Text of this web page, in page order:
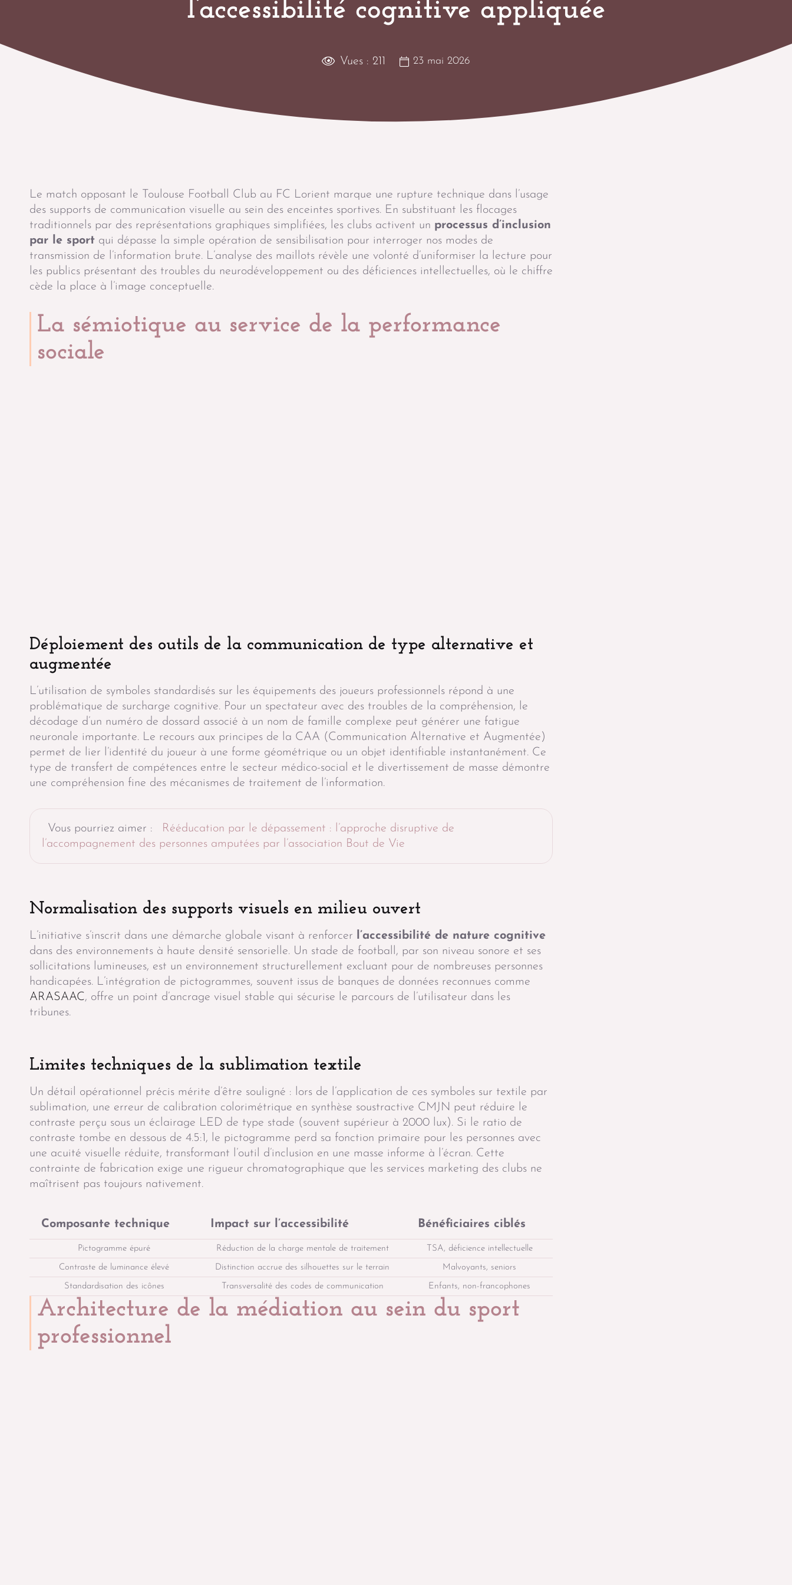
l’accessibilité cognitive appliquée
Vues : 211 23 mai 2026
Le match opposant le Toulouse Football Club au FC Lorient marque une rupture technique dans l’usage
des supports de communication visuelle au sein des enceintes sportives. En substituant les flocages
traditionnels par des représentations graphiques simplifiées, les clubs activent un processus d’inclusion
par le sport qui dépasse la simple opération de sensibilisation pour interroger nos modes de
transmission de l’information brute. L’analyse des maillots révèle une volonté d’uniformiser la lecture pour
les publics présentant des troubles du neurodéveloppement ou des déficiences intellectuelles, où le chiffre
cède la place à l’image conceptuelle.
La sémiotique au service de la performance
sociale
Déploiement des outils de la communication de type alternative et
augmentée
L’utilisation de symboles standardisés sur les équipements des joueurs professionnels répond à une
problématique de surcharge cognitive. Pour un spectateur avec des troubles de la compréhension, le
décodage d’un numéro de dossard associé à un nom de famille complexe peut générer une fatigue
neuronale importante. Le recours aux principes de la CAA (Communication Alternative et Augmentée)
permet de lier l’identité du joueur à une forme géométrique ou un objet identifiable instantanément. Ce
type de transfert de compétences entre le secteur médico-social et le divertissement de masse démontre
une compréhension fine des mécanismes de traitement de l’information.
Vous pourriez aimer :
Rééducation par le dépassement : l’approche disruptive de
l’accompagnement des personnes amputées par l’association Bout de Vie
Normalisation des supports visuels en milieu ouvert
L’initiative s’inscrit dans une démarche globale visant à renforcer l’accessibilité de nature cognitive
dans des environnements à haute densité sensorielle. Un stade de football, par son niveau sonore et ses
sollicitations lumineuses, est un environnement structurellement excluant pour de nombreuses personnes
handicapées. L’intégration de pictogrammes, souvent issus de banques de données reconnues comme
ARASAAC, offre un point d’ancrage visuel stable qui sécurise le parcours de l’utilisateur dans les
tribunes.
Limites techniques de la sublimation textile
Un détail opérationnel précis mérite d’être souligné : lors de l’application de ces symboles sur textile par
sublimation, une erreur de calibration colorimétrique en synthèse soustractive CMJN peut réduire le
contraste perçu sous un éclairage LED de type stade (souvent supérieur à 2000 lux). Si le ratio de
contraste tombe en dessous de 4.5:1, le pictogramme perd sa fonction primaire pour les personnes avec
une acuité visuelle réduite, transformant l’outil d’inclusion en une masse informe à l’écran. Cette
contrainte de fabrication exige une rigueur chromatographique que les services marketing des clubs ne
maîtrisent pas toujours nativement.
Composante technique Impact sur l’accessibilité Bénéficiaires ciblés
Pictogramme épuré Réduction de la charge mentale de traitement TSA, déficience intellectuelle
Contraste de luminance élevé Distinction accrue des silhouettes sur le terrain Malvoyants, seniors
Standardisation des icônes Transversalité des codes de communication Enfants, non-francophones
Architecture de la médiation au sein du sport
professionnel